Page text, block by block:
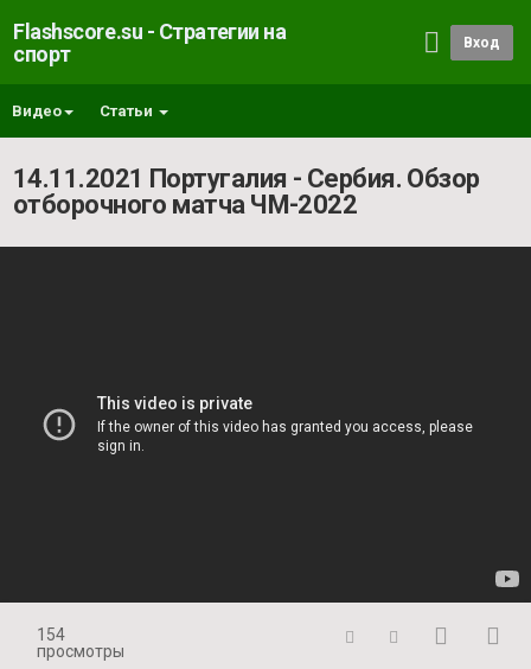
Flashscore.su - Стратегии на
спорт
Вход
Видео Статьи
14.11.2021 Португалия - Сербия. Обзор
отборочного матча ЧМ-2022
154
просмотры